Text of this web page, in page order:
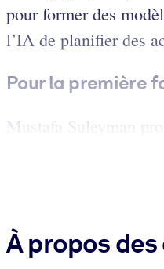
pour former des
l’IA de planifier des
Pour la première
Mustafa Suleyman
À propos